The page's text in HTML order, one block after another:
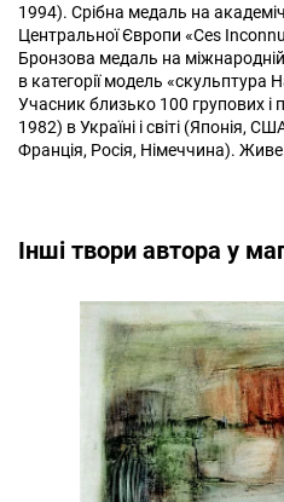
1994). Срібна медаль на
Центральної Європи «Ces
Бронзова медаль на
в категорії модель
Учасник близько 100 групових і
1982) в Україні і світі (Японія,
Франція, Росія, Німеччина).
Інші твори автора у